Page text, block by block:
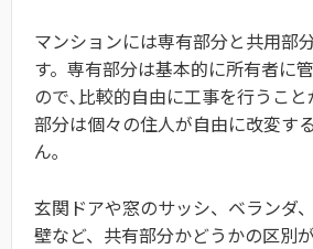
マンションには専有部分と共用部
す。 専有部分は基本的に所有者に
ので､比較的自由に工事を行うこ
部分は個々の住人が自由に改変す
ん｡
玄関ドアや窓のサッシ、ベランダ
壁など、共有部分かどうかの区別